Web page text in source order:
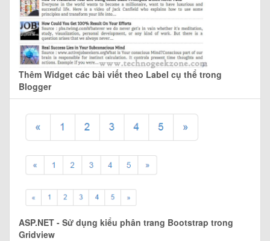
Thêm Widget các bài viết theo Label cụ thể trong
Blogger
ASP.NET - Sử dụng kiểu phân trang Bootstrap trong
Gridview